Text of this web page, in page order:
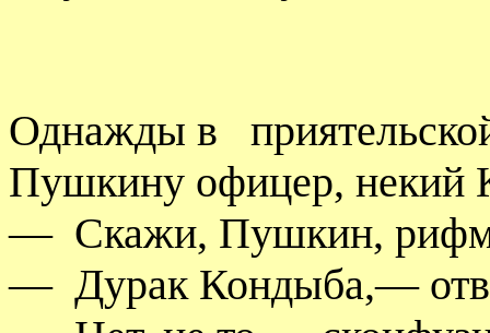
Однажды в
Пушкину офицер, некий
— Скажи, Пушкин,
— Дурак Кондыба,—